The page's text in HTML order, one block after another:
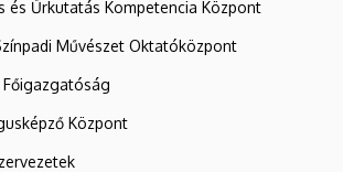
és Űrkutatás Kompetencia Központ
Művészet Oktatóközpont
Központ